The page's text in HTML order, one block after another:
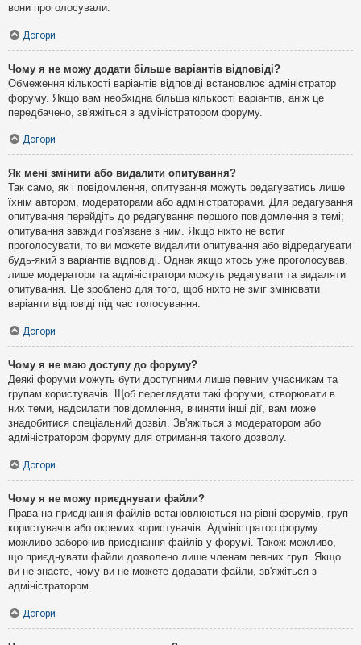
вони проголосували.
Догори
Чому я не можу додати більше варіантів відповіді?
Обмеження кількості варіантів відповіді встановлює адміністратор
форуму. Якщо вам необхідна більша кількості варіантів, аніж це
передбачено, зв'яжіться з адміністратором форуму.
Догори
Як мені змінити або видалити опитування?
Так само, як і повідомлення, опитування можуть редагуватись лише
їхнім автором, модераторами або адміністраторами. Для редагування
опитування перейдіть до редагування першого повідомлення в темі;
опитування завжди пов'язане з ним. Якщо ніхто не встиг
проголосувати, то ви можете видалити опитування або відредагувати
будь-який з варіантів відповіді. Однак якщо хтось уже проголосував,
лише модератори та адміністратори можуть редагувати та видаляти
опитування. Це зроблено для того, щоб ніхто не зміг змінювати
варіанти відповіді під час голосування.
Догори
Чому я не маю доступу до форуму?
Деякі форуми можуть бути доступними лише певним учасникам та
групам користувачів. Щоб переглядати такі форуми, створювати в
них теми, надсилати повідомлення, вчиняти інші дії, вам може
знадобитися спеціальний дозвіл. Зв'яжіться з модератором або
адміністратором форуму для отримання такого дозволу.
Догори
Чому я не можу приєднувати файли?
Права на приєднання файлів встановлюються на рівні форумів, груп
користувачів або окремих користувачів. Адміністратор форуму
можливо заборонив приєднання файлів у форумі. Також можливо,
що приєднувати файли дозволено лише членам певних груп. Якщо
ви не знаєте, чому ви не можете додавати файли, зв'яжіться з
адміністратором.
Догори